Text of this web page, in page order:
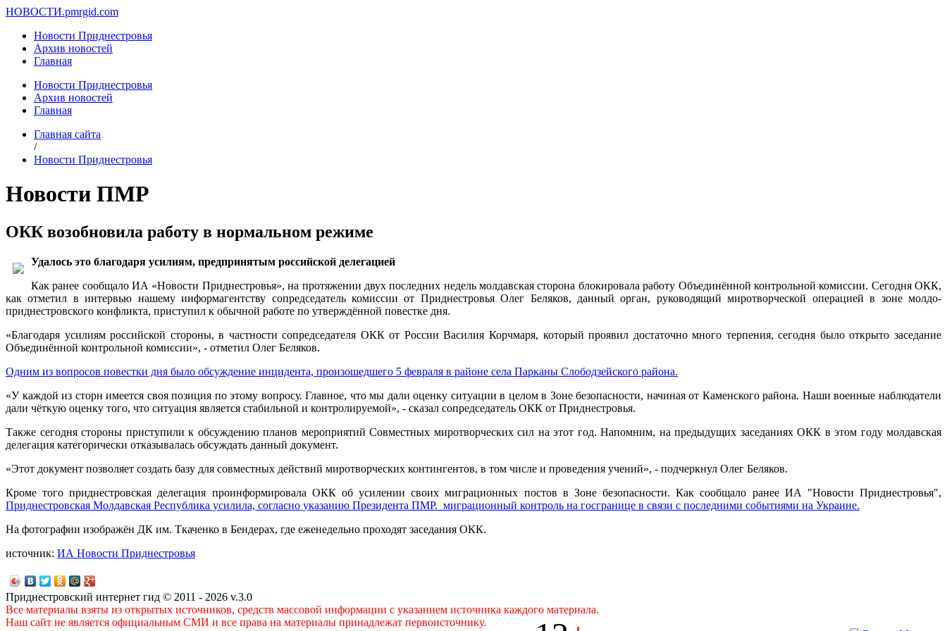
НОВОСТИ.pmrgid.com
Новости Приднестровья
Архив новостей
Главная
Новости Приднестровья
Архив новостей
Главная
Главная сайта
/
Новости Приднестровья
Новости ПМР
ОКК возобновила работу в нормальном режиме
Удалось это благодаря усилиям, предпринятым российской делегацией
Как ранее сообщало ИА «Новости Приднестровья», на протяжении двух последних недель молдавская сторона блокировала работу Объединённой контрольной комиссии. Сегодня ОКК,
как отметил в интервью нашему информагентству сопредседатель комиссии от Приднестровья Олег Беляков, данный орган, руководящий миротворческой операцией в зоне молдо-
приднестровского конфликта, приступил к обычной работе по утверждённой повестке дня.
«Благодаря усилиям российской стороны, в частности сопредседателя ОКК от России Василия Корчмаря, который проявил достаточно много терпения, сегодня было открыто заседание
Объединённой контрольной комиссии», - отметил Олег Беляков.
Одним из вопросов повестки дня было обсуждение инцидента, произошедшего 5 февраля в районе села Парканы Слободзейского района.
«У каждой из сторн имеется своя позиция по этому вопросу. Главное, что мы дали оценку ситуации в целом в Зоне безопасности, начиная от Каменского района. Наши военные наблюдатели
дали чёткую оценку того, что ситуация является стабильной и контролируемой», - сказал сопредседатель ОКК от Приднестровья.
Также сегодня стороны приступили к обсуждению планов мероприятий Совместных миротворческих сил на этот год. Напомним, на предыдущих заседаниях ОКК в этом году молдавская
делегация категорически отказывалась обсуждать данный документ.
«Этот документ позволяет создать базу для совместных действий миротворческих контингентов, в том числе и проведения учений», - подчеркнул Олег Беляков.
Кроме того приднестровская делегация проинформировала ОКК об усилении своих миграционных постов в Зоне безопасности. Как сообщало ранее ИА "Новости Приднестровья",
Приднестровская Молдавская Республика усилила, согласно указанию Президента ПМР. миграционный контроль на госгранице в связи с последними событиями на Украине.
На фотографии изображён ДК им. Ткаченко в Бендерах, где еженедельно проходят заседания ОКК.
источник: ИА Новости Приднестровья
Приднестровский интернет гид © 2011 - 2026 v.3.0
Все материалы взяты из открытых источников, средств массовой информации с указанием источника каждого материала.
Наш сайт не является официальным СМИ и все права на материалы принадлежат первоисточнику.